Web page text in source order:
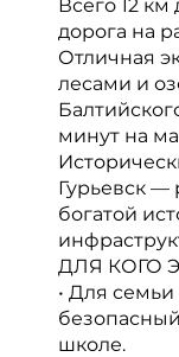
Всего 12
дорога на
Отличная
лесами и
минут на
Гурьевск —
богатой
ДЛЯ КОГО
• Для
школе.